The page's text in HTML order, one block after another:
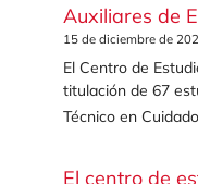
Auxiliares de
15 de diciembre de
El Centro de
titulación de 67
Técnico en
El centro de